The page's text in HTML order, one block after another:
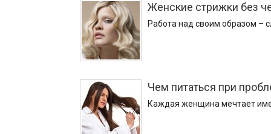
Женские стрижки без
Работа над своим образом –
Чем питаться при
Каждая женщина мечтает